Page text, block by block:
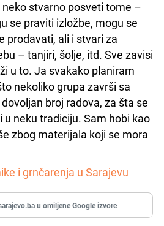
neko stvarno posveti tome –
se praviti izložbe, mogu se
prodavati, ali i stvari za
– tanjiri, šolje, itd. Sve zavisi
u to. Ja svakako planiram
nekoliko grupa završi sa
broj radova, za šta se
u neku tradiciju. Sam hobi kao
zbog materijala koji se mora
i grnčarenja u Sarajevu
u omiljene Google izvore